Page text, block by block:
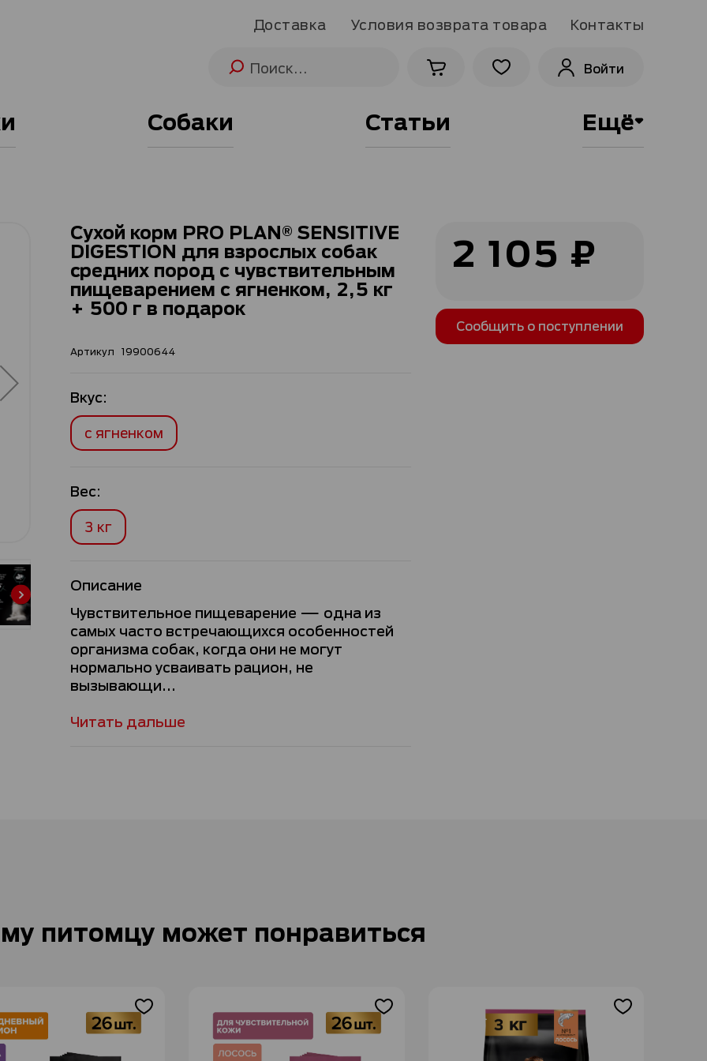
Доставка Условия возврата товара Контакты
Войти
Собаки Статьи Ещё
Сухой корм PRO PLAN® SENSITIVE
DIGESTION для взрослых собак
средних пород с чувствительным
пищеварением с ягненком, 2,5 кг
+ 500 г в подарок
Артикул 19900644
2 105 ₽
Сообщить о поступлении
Вкус:
с ягненком
Вес:
3 кг
Описание
Чувствительное пищеварение — одна из
самых часто встречающихся особенностей
организма собак, когда они не могут
нормально усваивать рацион, не
вызывающи...
Читать дальше
питомцу может понравиться